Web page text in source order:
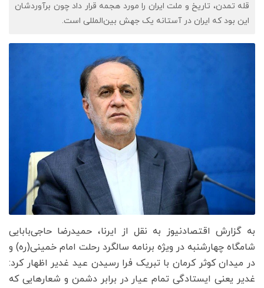
قله تمدن، تاریخ و ملت ایران را مورد هجمه قرار داد چون برآوردشان‌
این بود که ایران در آستانه یک جهش‌ بین‌المللی است.
به گزارش اقتصادنیوز به نقل از ایرنا، حمیدرضا حاجی‌بابایی
شامگاه چهارشنبه در ویژه برنامه سالگرد رحلت امام خمینی(ره) و
در میدان کوثر کرمان با تبریک فرا رسیدن عید غدیر اظهار کرد:
غدیر یعنی ایستادگی تمام عیار در برابر دشمن و شعارهایی که